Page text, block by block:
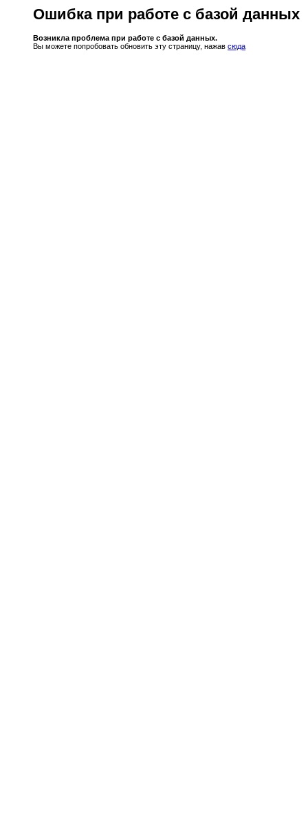
Ошибка при работе с базой данных
Возникла проблема при работе с базой данных.
Вы можете попробовать обновить эту страницу, нажав сюда